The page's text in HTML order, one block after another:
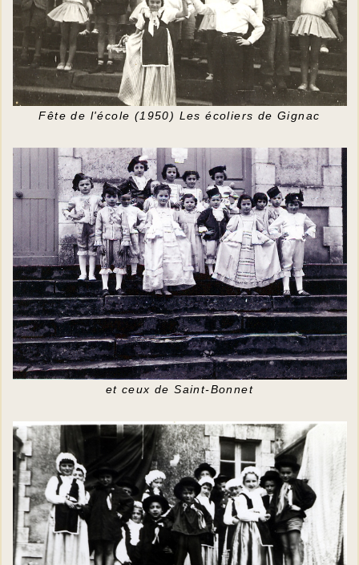
Fête de l'école (1950) Les écoliers de Gignac
et ceux de Saint-Bonnet